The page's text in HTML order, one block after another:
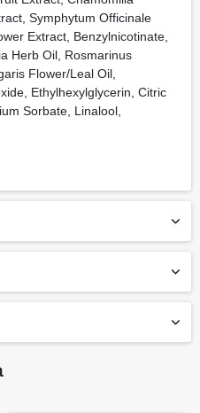
Symphytum Officinale
Extract, Benzylnicotinate,
Herb Oil, Rosmarinus
Flower/Leal Oil,
Ethylhexylglycerin, Citric
Sorbate, Linalool,